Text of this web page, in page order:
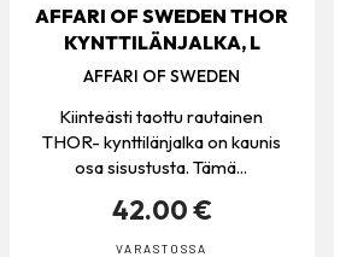
AFFARI OF SWEDEN THOR
KYNTTILÄNJALKA, L
AFFARI OF SWEDEN
Kiinteästi taottu rautainen
THOR- kynttilänjalka on kaunis
osa sisustusta. Tämä...
42.00 €
VARASTOSSA